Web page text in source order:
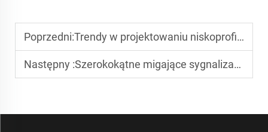
Poprzedni:Trendy w projektowaniu niskoprofilowych lamp migających dla pojazdów użytkowych
Następny :Szerokokątne migające sygnalizatory LED o maksymalnej widoczności na terenie